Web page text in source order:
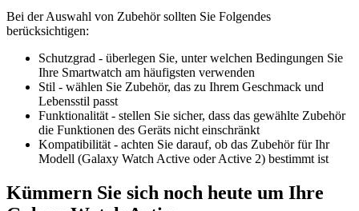
Bei der Auswahl von Zubehör sollten Sie Folgendes
berücksichtigen:
Schutzgrad - überlegen Sie, unter welchen Bedingungen Sie
Ihre Smartwatch am häufigsten verwenden
Stil - wählen Sie Zubehör, das zu Ihrem Geschmack und
Lebensstil passt
Funktionalität - stellen Sie sicher, dass das gewählte Zubehör
die Funktionen des Geräts nicht einschränkt
Kompatibilität - achten Sie darauf, ob das Zubehör für Ihr
Modell (Galaxy Watch Active oder Active 2) bestimmt ist
Kümmern Sie sich noch heute um Ihre